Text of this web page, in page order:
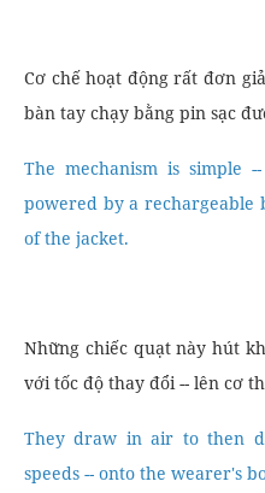
Cơ chế hoạt động rất đơn
bàn tay chạy bằng pin sạc
The mechanism is simple
powered by a
of the jacket.
Những chiếc quạt này hút
với tốc độ thay đổi -- lên cơ
They draw in air to then
speeds -- onto the wearer's